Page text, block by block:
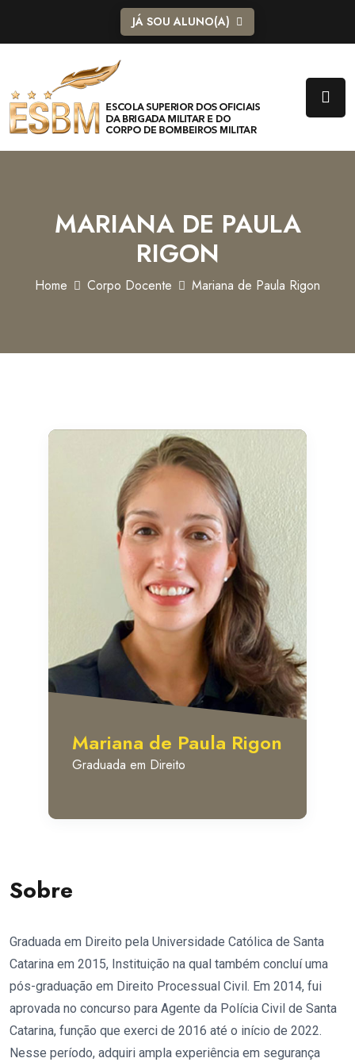
JÁ SOU ALUNO(A)
MARIANA DE PAULA
RIGON
Home Corpo Docente Mariana de Paula Rigon
Mariana de Paula Rigon
Graduada em Direito
Sobre
Graduada em Direito pela Universidade Católica de Santa
Catarina em 2015, Instituição na qual também concluí uma
pós-graduação em Direito Processual Civil. Em 2014, fui
aprovada no concurso para Agente da Polícia Civil de Santa
Catarina, função que exerci de 2016 até o início de 2022.
Nesse período, adquiri ampla experiência em segurança